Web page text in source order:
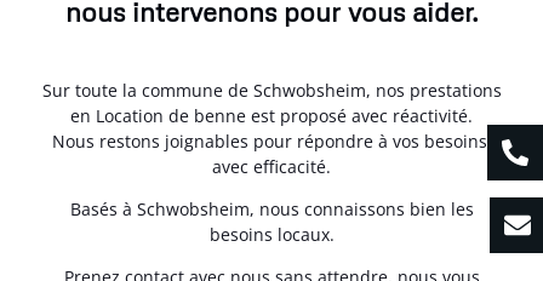
nous intervenons pour vous aider.
Sur toute la commune de Schwobsheim, nos prestations
en Location de benne est proposé avec réactivité.
Nous restons joignables pour répondre à vos besoins,
avec efficacité.
Basés à Schwobsheim, nous connaissons bien les
besoins locaux.